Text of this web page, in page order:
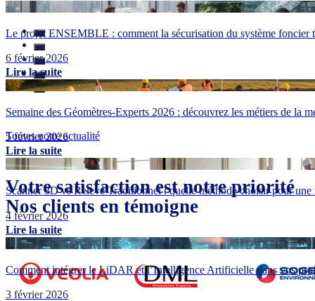
Le projet ENSEMBLE : comment la sécurisation du système foncier
6 février 2026
Lire la suite
Semaine des Géomètres-Experts 2026 : découvrez les métiers de la
5 février 2026
Lire la suite
Scanner 3D vs Relevé Traditionnel : quelle méthode choisir pour
4 février 2026
Lire la suite
Comment intégrer le LiDAR et l’Intelligence Artificielle dans vos
3 février 2026
Toutes notre actualité
Votre satisfaction est notre priorité
Nos clients en témoigne